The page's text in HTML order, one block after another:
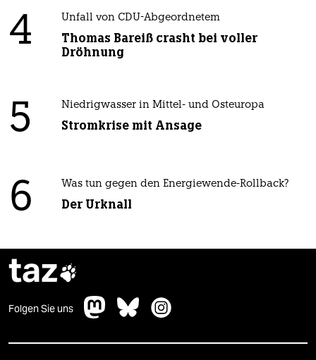
4 Unfall von CDU-Abgeordnetem
Thomas Bareiß crasht bei voller
Dröhnung
5 Niedrigwasser in Mittel- und Osteuropa
Stromkrise mit Ansage
6 Was tun gegen den Energiewende-Rollback?
Der Urknall
taz
Folgen Sie uns